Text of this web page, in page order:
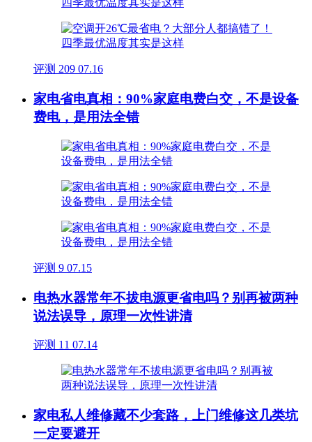
评测 209 07.16
家电省电真相：90%家庭电费白交，不是设备
费电，是用法全错
评测 9 07.15
电热水器常年不拔电源更省电吗？别再被两种
说法误导，原理一次性讲清
评测 11 07.14
家电私人维修藏不少套路，上门维修这几类坑
一定要避开